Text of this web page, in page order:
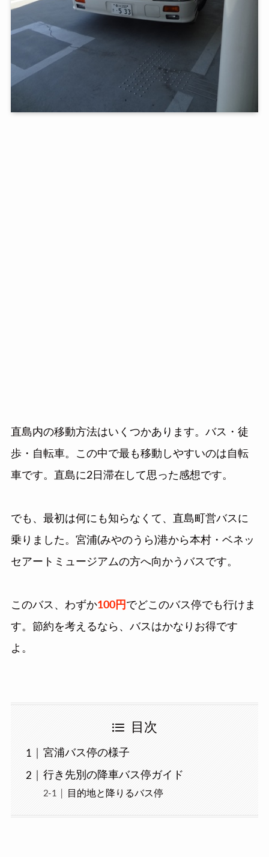
直島内の移動方法はいくつかあります。バス・徒
歩・自転車。この中で最も移動しやすいのは自転
車です。直島に2日滞在して思った感想です。
でも、最初は何にも知らなくて、直島町営バスに
乗りました。宮浦(みやのうら)港から本村・ベネッ
セアートミュージアムの方へ向かうバスです。
このバス、わずか100円 でどこのバス停でも行けま
す。節約を考えるなら、バスはかなりお得です
よ。
目次
宮浦バス停の様子
行き先別の降車バス停ガイド
目的地と降りるバス停